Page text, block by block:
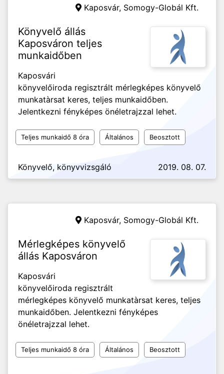
Kaposvár, Somogy-Globál Kft.
Könyvelő állás
Kaposváron teljes
munkaidőben
Kaposvári
könyvelőiroda regisztrált mérlegképes könyvelő
munkatàrsat keres, teljes munkaidőben.
Jelentkezni fényképes önéletrajzzal lehet.
Teljes munkaidő 8 óra Általános Beosztott
Könyvelő, könyvvizsgáló 2019. 08. 07.
Kaposvár, Somogy-Globál Kft.
Mérlegképes könyvelő
állás Kaposváron
Kaposvári
könyvelőiroda regisztrált
mérlegképes könyvelő munkatàrsat keres, teljes
munkaidőben. Jelentkezni fényképes
önéletrajzzal lehet.
Teljes munkaidő 8 óra Általános Beosztott